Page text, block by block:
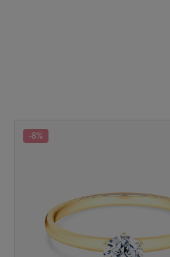
-8%